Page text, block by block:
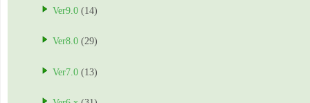
Ver9.0 (14)
Ver8.0 (29)
Ver7.0 (13)